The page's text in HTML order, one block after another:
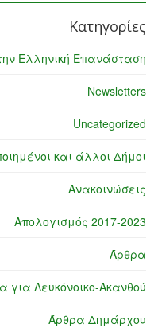
Κατηγορίες
Ελληνική Επανάσταση
Newsletters
Uncategorized
και άλλοι Δήμοι
Ανακοινώσεις
Απολογισμός 2017-2023
Άρθρα
για Λευκόνοικο-Ακανθού
Άρθρα Δημάρχου